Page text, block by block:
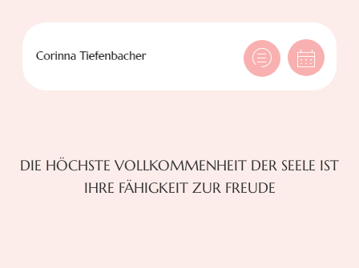
DIE HÖCHSTE VOLLKOMMENHEIT DER SEELE IST
IHRE FÄHIGKEIT ZUR FREUDE